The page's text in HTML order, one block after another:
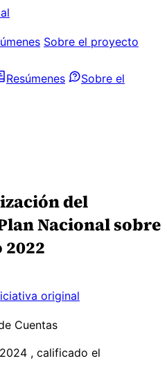
Sobre el proyecto
Resúmenes
Sobre el
del
Nacional sobre
original
Cuentas
, calificado el